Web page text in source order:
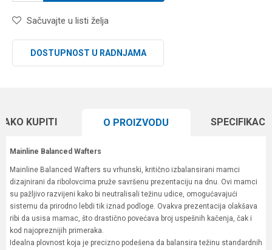
Sačuvajte u listi želja
DOSTUPNOST U RADNJAMA
KUPITI O PROIZVODU
Mainline Balanced Wafters
Mainline Balanced Wafters su vrhunski, kritično izbalansirani mamci
dizajnirani da ribolovcima pruže savršenu prezentaciju na dnu. Ovi mamci
su pažljivo razvijeni kako bi neutralisali težinu udice, omogućavajući
sistemu da prirodno lebdi tik iznad podloge. Ovakva prezentacija olakšava
ribi da usisa mamac, što drastično povećava broj uspešnih kačenja, čak i
kod najopreznijih primeraka.
Idealna plovnost koja je precizno podešena da balansira težinu standardnih